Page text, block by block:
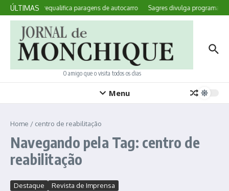
Ir para o conteúdo
ÚLTIMAS
Marmelete requalifica paragens de autocarro Sagres divulga programa
O amigo que o visita todos os dias
Menu
Home / centro de reabilitação
Navegando pela Tag: centro de
reabilitação
Destaque Revista de Imprensa